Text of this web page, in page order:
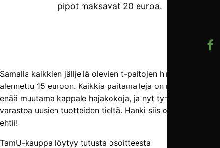
pipot maksavat 20 euroa.
Samalla kaikkien jälljellä olevien t-paitojen hinta on
alennettu 15 euroon. Kaikkia paitamalleja on myynnissä
enää muutama kappale hajakokoja, ja nyt tyhjennetään
varastoa uusien tuotteiden tieltä. Hanki siis omasi vielä kun
ehtii!
TamU-kauppa löytyy tutusta osoitteesta